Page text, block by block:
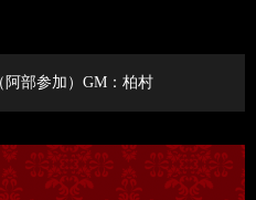
阿部参加）GM：柏村